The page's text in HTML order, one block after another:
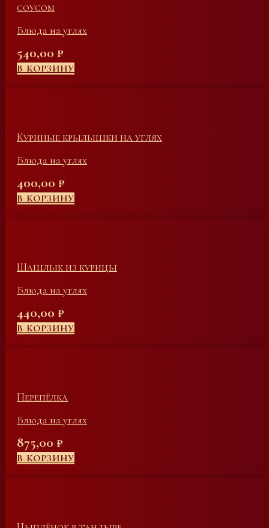
соусом
Блюда на углях
540,00 ₽
В КОРЗИНУ
Куриные крылышки на углях
Блюда на углях
400,00 ₽
В КОРЗИНУ
Шашлык из курицы
Блюда на углях
440,00 ₽
В КОРЗИНУ
Перепёлка
Блюда на углях
875,00 ₽
В КОРЗИНУ